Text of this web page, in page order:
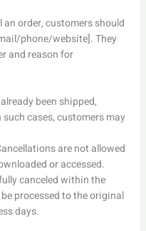
an order, customers should
phone/website]. They
and reason for
been shipped,
cases, customers may
are not allowed
or accessed.
canceled within the
processed to the original
days.